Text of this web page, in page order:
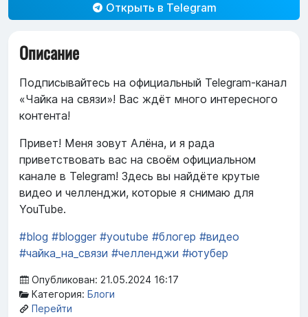
Открыть в Telegram
Описание
Подписывайтесь на официальный Telegram-канал
«Чайка на связи»! Вас ждёт много интересного
контента!
Привет! Меня зовут Алёна, и я рада
приветствовать вас на своём официальном
канале в Telegram! Здесь вы найдёте крутые
видео и челленджи, которые я снимаю для
YouTube.
#blog #blogger #youtube #блогер #видео
#чайка_на_связи #челленджи #ютубер
Опубликован: 21.05.2024 16:17
Категория: Блоги
Перейти